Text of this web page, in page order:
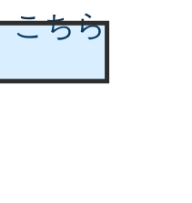
こちら